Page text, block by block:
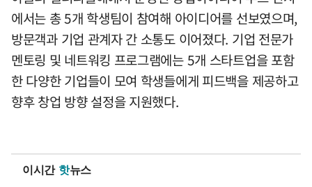
에서는 총 5개 학생팀이 참여해 아이디어를 선보였으며,
방문객과 기업 관계자 간 소통도 이어졌다. 기업 전문가
멘토링 및 네트워킹 프로그램에는 5개 스타트업을 포함
한 다양한 기업들이 모여 학생들에게 피드백을 제공하고
향후 창업 방향 설정을 지원했다.
이시간 핫뉴스